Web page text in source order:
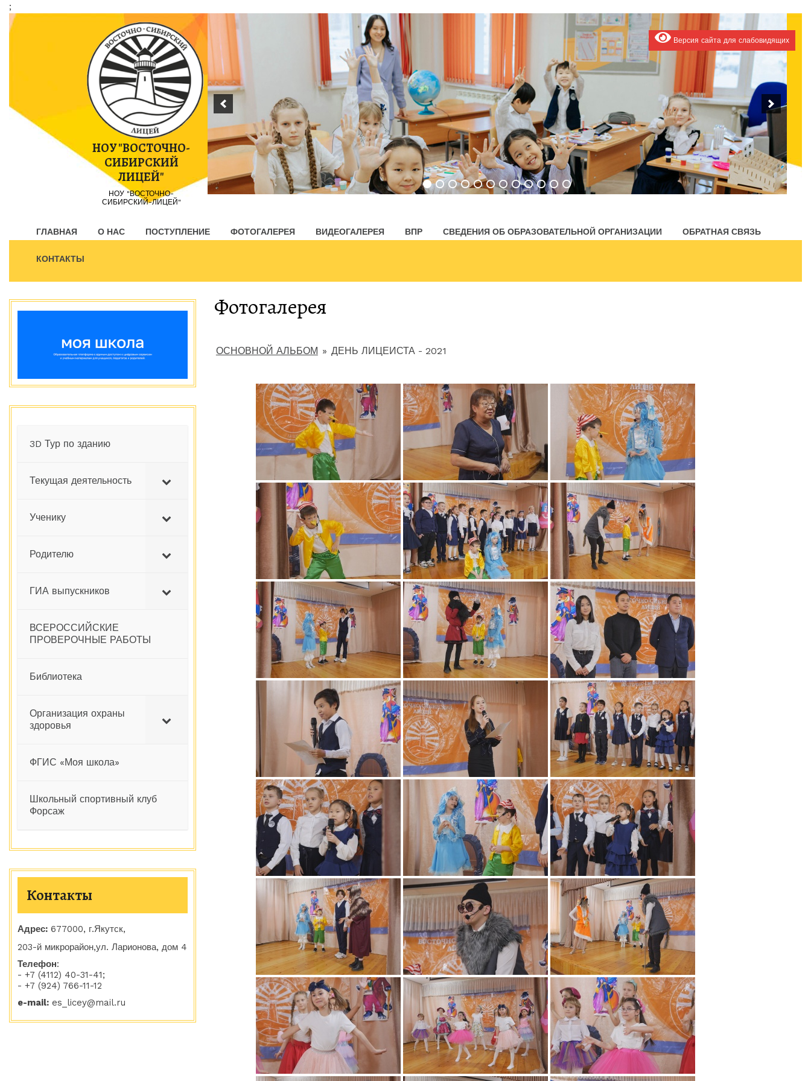
;
Пропустить
контент
НОУ "ВОСТОЧНО-
СИБИРСКИЙ
ЛИЦЕЙ"
НОУ "ВОСТОЧНО-
СИБИРСКИЙ-ЛИЦЕЙ"
Версия сайта для слабовидящих
ГЛАВНАЯ О НАС ПОСТУПЛЕНИЕ ФОТОГАЛЕРЕЯ ВИДЕОГАЛЕРЕЯ ВПР СВЕДЕНИЯ ОБ ОБРАЗОВАТЕЛЬНОЙ ОРГАНИЗАЦИИ ОБРАТНАЯ СВЯЗЬ
КОНТАКТЫ
3D Тур по зданию
Текущая деятельность
Ученику
Родителю
ГИА выпускников
ВСЕРОССИЙСКИЕ
ПРОВЕРОЧНЫЕ РАБОТЫ
Библиотека
Организация охраны
здоровья
ФГИС «Моя школа»
Школьный спортивный клуб
Форсаж
Контакты
Адрес: 677000, г.Якутск,
203-й микрорайон,ул. Ларионова, дом 4
Телефон:
- +7 (4112) 40-31-41;
- +7 (924) 766-11-12
e-mail: es_licey@mail.ru
Фотогалерея
ОСНОВНОЙ АЛЬБОМ » ДЕНЬ ЛИЦЕИСТА - 2021